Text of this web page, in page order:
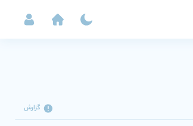
گزارش